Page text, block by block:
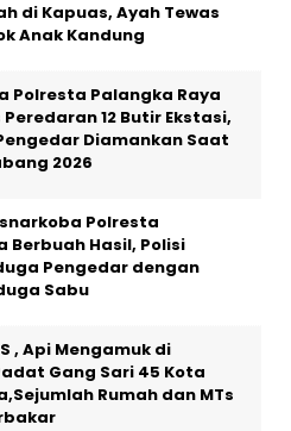
di Kapuas, Ayah Tewas
Anak Kandung
Polresta Palangka Raya
12 Butir Ekstasi,
Diamankan Saat
2026
Polresta
Berbuah Hasil, Polisi
Pengedar dengan
Sabu
, Api Mengamuk di
Gang Sari 45 Kota
Rumah dan MTs